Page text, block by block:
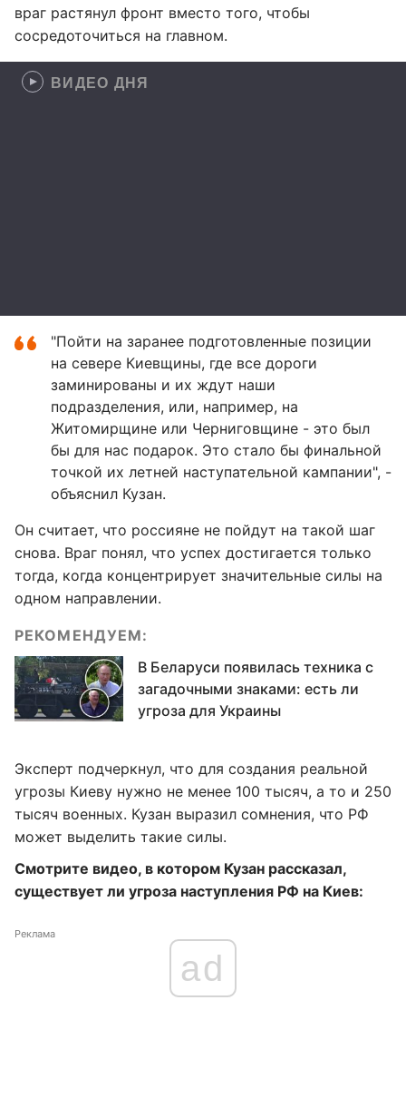
враг растянул фронт вместо того, чтобы
сосредоточиться на главном.
ВИДЕО ДНЯ
"Пойти на заранее подготовленные позиции
на севере Киевщины, где все дороги
заминированы и их ждут наши
подразделения, или, например, на
Житомирщине или Черниговщине - это был
бы для нас подарок. Это стало бы финальной
точкой их летней наступательной кампании", -
объяснил Кузан.
Он считает, что россияне не пойдут на такой шаг
снова. Враг понял, что успех достигается только
тогда, когда концентрирует значительные силы на
одном направлении.
РЕКОМЕНДУЕМ:
В Беларуси появилась техника с
загадочными знаками: есть ли
угроза для Украины
Эксперт подчеркнул, что для создания реальной
угрозы Киеву нужно не менее 100 тысяч, а то и 250
тысяч военных. Кузан выразил сомнения, что РФ
может выделить такие силы.
Смотрите видео, в котором Кузан рассказал,
существует ли угроза наступления РФ на Киев:
Реклама
ad